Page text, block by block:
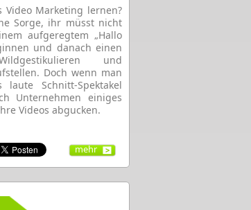
Video Marketing lernen?
Sorge, ihr müsst nicht
aufgeregtem „Hallo
und danach einen
und
Doch wenn man
Schnitt-Spektakel
Unternehmen einiges
Videos abgucken.
mehr